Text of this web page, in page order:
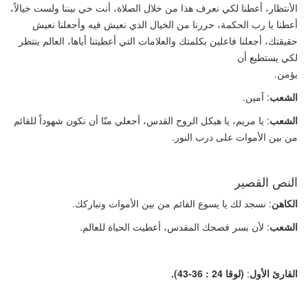
الأنتظار، أعطنا لكي نعرف هذا من خلال الصلاة، أنت حي بيننا ولست خيالاً،
أعطنا يا رب الحكمة، حررنا من الخيال الذي نعيش فيه وأجعلنا نعيش
حقيقتك، أجعلنا فاعلين بكلمتك والعلامات التي أعطيتنا أياها، العالم ينتظر
لكي يستطيع أن
يؤمن.
الشعب: آمين.
الشعب: يا مريم، يا هيكل الروح القدس، أجعلي منّا أن نكون شهوداً للقائم
من بين الأموات على درب النور.
النص القصير
الكاهن: نسجد لك يا يسوع القائم من بين الأموات ونباركك.
الشعب: لأن بسر فصحك المقدس، أعطيت الحياة للعالم.
القارئ الأول: (لوقا 24 : 36-43).